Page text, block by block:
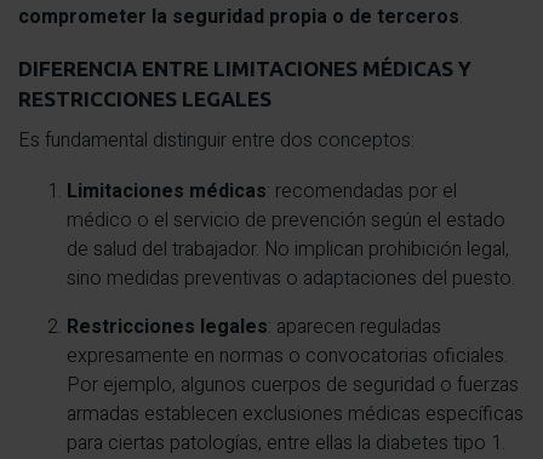
comprometer la seguridad propia o de terceros.
DIFERENCIA ENTRE LIMITACIONES MÉDICAS Y
RESTRICCIONES LEGALES
Es fundamental distinguir entre dos conceptos:
Limitaciones médicas: recomendadas por el
médico o el servicio de prevención según el estado
de salud del trabajador. No implican prohibición legal,
sino medidas preventivas o adaptaciones del puesto.
Restricciones legales: aparecen reguladas
expresamente en normas o convocatorias oficiales.
Por ejemplo, algunos cuerpos de seguridad o fuerzas
armadas establecen exclusiones médicas específicas
para ciertas patologías, entre ellas la diabetes tipo 1.